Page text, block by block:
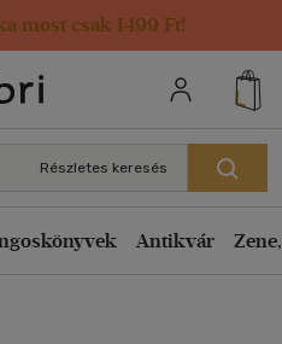
most csak 1499 Ft!
adatai
Részletes keresés
Antikvár
csökkenő